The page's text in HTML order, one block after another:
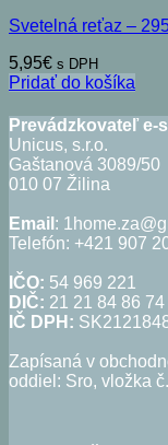
Svetelná reťaz –
5,95€ s DPH
Pridať do košíka
Prevádzkovateľ e-
Unicus, s.r.o.
Gaštanová 3089/50
010 07 Žilina
Email :
Telefón: +421 907
IČO: 54 969 221
DIČ: 21 21 84 86 74
IČ DPH:
Zapísaná v
oddiel: Sro, vložka